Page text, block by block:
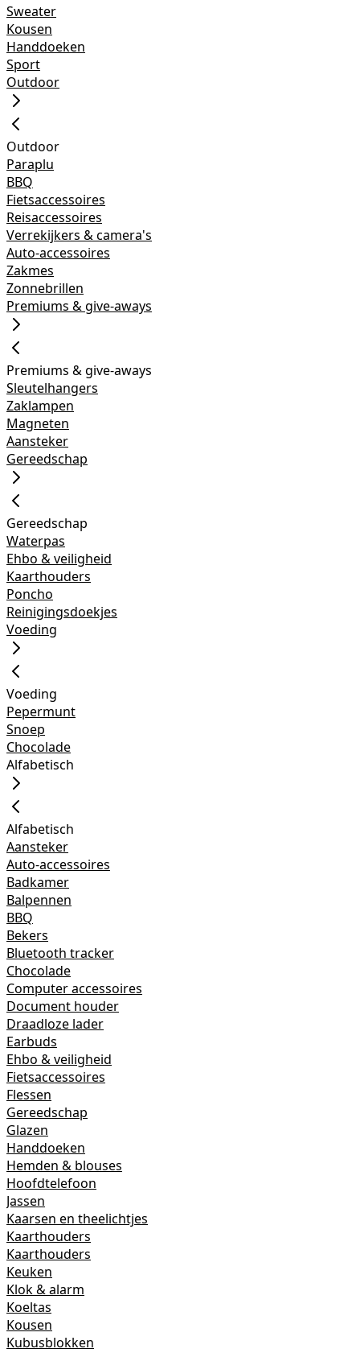
Sweater
Kousen
Handdoeken
Sport
Outdoor
Outdoor
Paraplu
BBQ
Fietsaccessoires
Reisaccessoires
Verrekijkers & camera's
Auto-accessoires
Zakmes
Zonnebrillen
Premiums & give-aways
Premiums & give-aways
Sleutelhangers
Zaklampen
Magneten
Aansteker
Gereedschap
Gereedschap
Waterpas
Ehbo & veiligheid
Kaarthouders
Poncho
Reinigingsdoekjes
Voeding
Voeding
Pepermunt
Snoep
Chocolade
Alfabetisch
Alfabetisch
Aansteker
Auto-accessoires
Badkamer
Balpennen
BBQ
Bekers
Bluetooth tracker
Chocolade
Computer accessoires
Document houder
Draadloze lader
Earbuds
Ehbo & veiligheid
Fietsaccessoires
Flessen
Gereedschap
Glazen
Handdoeken
Hemden & blouses
Hoofdtelefoon
Jassen
Kaarsen en theelichtjes
Kaarthouders
Kaarthouders
Keuken
Klok & alarm
Koeltas
Kousen
Kubusblokken